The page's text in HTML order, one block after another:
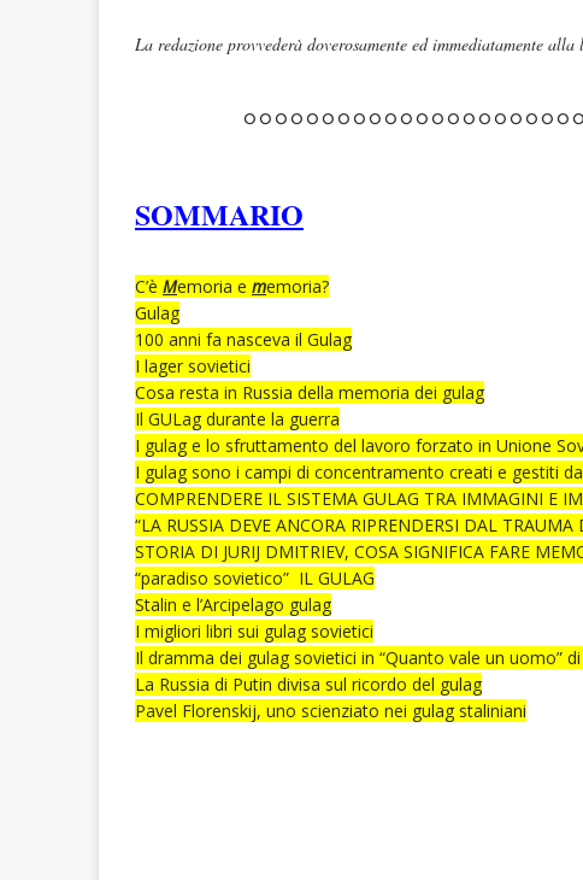
La redazione provvederà doverosamente ed immediatamente
SOMMARIO
C’è Memoria e memoria?
Gulag
100 anni fa nasceva il Gulag
I lager sovietici
Cosa resta in Russia della memoria dei gulag
Il GULag durante la guerra
I gulag e lo sfruttamento del lavoro forzato in Unione
I gulag sono i campi di concentramento creati e gestiti
COMPRENDERE IL SISTEMA GULAG TRA IMMAGINI E
“LA RUSSIA DEVE ANCORA RIPRENDERSI DAL
STORIA DI JURIJ DMITRIEV, COSA SIGNIFICA FARE
“paradiso sovietico” IL GULAG
Stalin e l’Arcipelago gulag
I migliori libri sui gulag sovietici
Il dramma dei gulag sovietici in “Quanto vale un uomo”
La Russia di Putin divisa sul ricordo del gulag
Pavel Florenskij, uno scienziato nei gulag staliniani